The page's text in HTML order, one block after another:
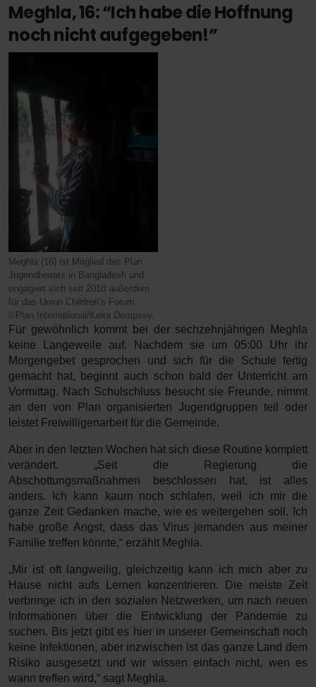
Meghla, 16: “Ich habe die Hoffnung
noch nicht aufgegeben!”
Meghla (16) ist Mitglied des Plan
Jugendbeirats in Bangladesh und
engagiert sich seit 2018 außerdem
für das Union Children’s Forum.
©Plan International/Keira Dempsey.
Für gewöhnlich kommt bei der sechzehnjährigen Meghla
keine Langeweile auf. Nachdem sie um 05:00 Uhr ihr
Morgengebet gesprochen und sich für die Schule fertig
gemacht hat, beginnt auch schon bald der Unterricht am
Vormittag. Nach Schulschluss besucht sie Freunde, nimmt
an den von Plan organisierten Jugendgruppen teil oder
leistet Freiwilligenarbeit für die Gemeinde.
Aber in den letzten Wochen hat sich diese Routine komplett
verändert. „Seit die Regierung die
Abschottungsmaßnahmen beschlossen hat, ist alles
anders. Ich kann kaum noch schlafen, weil ich mir die
ganze Zeit Gedanken mache, wie es weitergehen soll. Ich
habe große Angst, dass das Virus jemanden aus meiner
Familie treffen könnte,“ erzählt Meghla.
„Mir ist oft langweilig, gleichzeitig kann ich mich aber zu
Hause nicht aufs Lernen konzentrieren. Die meiste Zeit
verbringe ich in den sozialen Netzwerken, um nach neuen
Informationen über die Entwicklung der Pandemie zu
suchen. Bis jetzt gibt es hier in unserer Gemeinschaft noch
keine Infektionen, aber inzwischen ist das ganze Land dem
Risiko ausgesetzt und wir wissen einfach nicht, wen es
wann treffen wird,“ sagt Meghla.